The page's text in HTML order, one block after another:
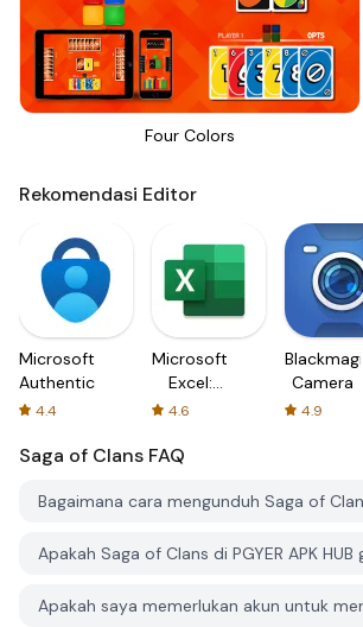
Four Colors
Rekomendasi Editor
Microsoft
Authenticator
4.4
Microsoft
Excel:
Spreadsheets
4.6
Blackmagic
Camera
4.9
Saga of Clans FAQ